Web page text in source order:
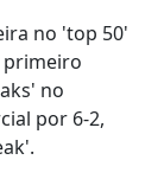
no 'top 50'
primeiro
no
por 6-2,